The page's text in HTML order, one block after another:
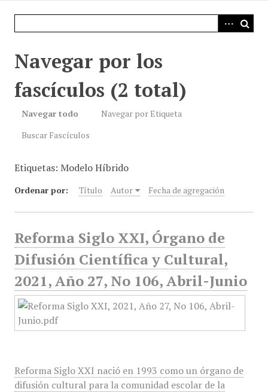
Navegar por los
fascículos (2 total)
Navegar todo
Navegar por Etiqueta
Buscar Fascículos
Etiquetas: Modelo Híbrido
Ordenar por: Título Autor Fecha de agregación
Reforma Siglo XXI, Órgano de
Difusión Científica y Cultural,
2021, Año 27, No 106, Abril-Junio
Reforma Siglo XXI nació en 1993 como un órgano de
difusión cultural para la comunidad escolar de la